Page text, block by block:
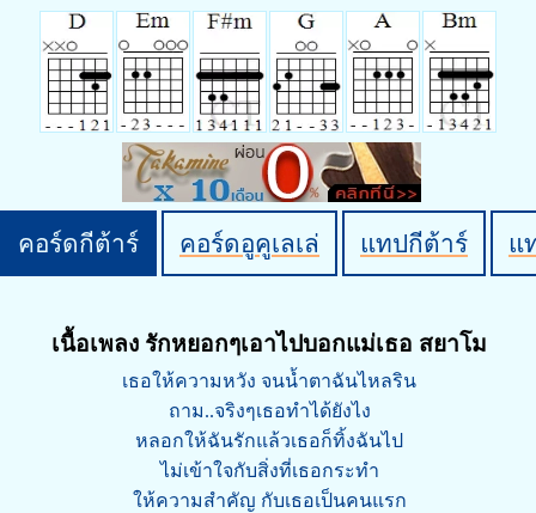
คอร์ดกีต้าร์ คอร์ดอูคูเลเล่ แทปกีต้าร์ แ
เนื้อเพลง รักหยอกๆเอาไปบอกแม่เธอ สยาโม
เธอให้ความหวัง จนน้ำตาฉันไหลริน
ถาม..จริงๆเธอทำได้ยังไง
หลอกให้ฉันรักแล้วเธอก็ทิ้งฉันไป
ไม่เข้าใจกับสิ่งที่เธอกระทำ
ให้ความสำคัญ กับเธอเป็นคนแรก